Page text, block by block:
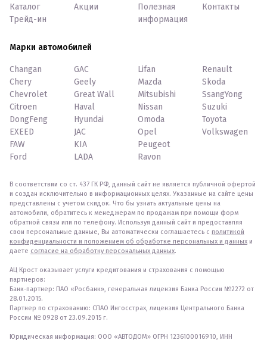
Каталог
Трейд-ин
Акции
Полезная
информация
Контакты
Марки автомобилей
Changan
Chery
Chevrolet
Citroen
DongFeng
EXEED
FAW
Ford
GAC
Geely
Great Wall
Haval
Hyundai
JAC
KIA
LADA
Lifan
Mazda
Mitsubishi
Nissan
Omoda
Opel
Peugeot
Ravon
Renault
Skoda
SsangYong
Suzuki
Toyota
Volkswagen
В соответствии со ст. 437 ГК РФ, данный сайт не является публичной офертой
и создан исключительно в информационных целях. Указанные на сайте цены
представлены с учетом скидок. Что бы узнать актуальные цены на
автомобили, обратитесь к менеджерам по продажам при помощи форм
обратной связи или по телефону. Используя данный сайт и предоставляя
свои персональные данные, Вы автоматически соглашаетесь с политикой
конфиденциальности и положением об обработке персональных и данных и
даете согласие на обработку персональных данных.
АЦ Крост оказывает услуги кредитования и страхования с помощью
партнеров:
Банк-партнер: ПАО «Росбанк», генеральная лицензия Банка России №2272 от
28.01.2015.
Партнер по страхованию: СПАО Ингосстрах, лицензия Центрального Банка
России № 0928 от 23.09.2015 г.
Юридическая информация: ООО «АВТОДОМ» ОГРН 1236100016910, ИНН